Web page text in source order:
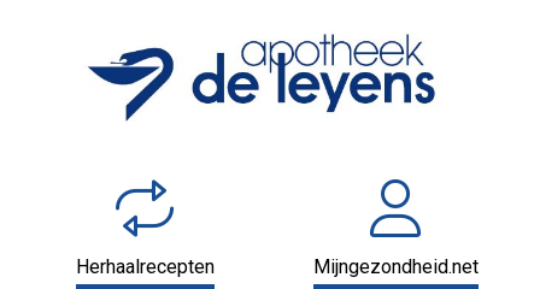
Herhaalrecepten Mijngezondheid.net